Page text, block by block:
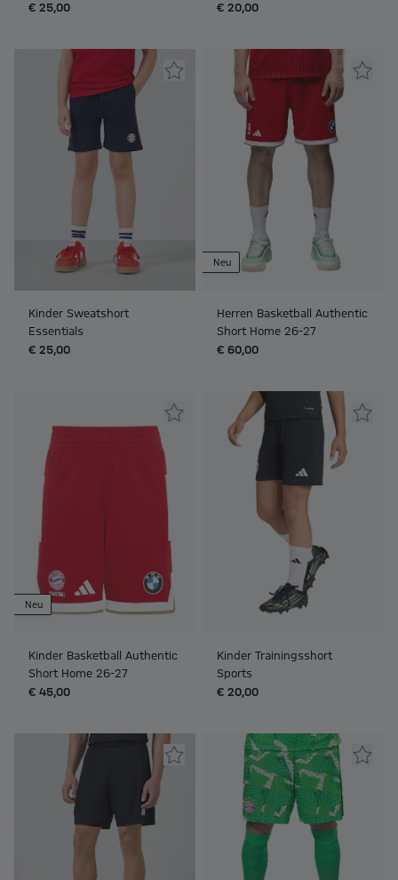
€ 25,00
€ 20,00
Kinder Sweatshort
Essentials
€ 25,00
Neu
Herren Basketball Authentic
Short Home 26-27
€ 60,00
Neu
Kinder Basketball Authentic
Short Home 26-27
€ 45,00
Kinder Trainingsshort
Sports
€ 20,00